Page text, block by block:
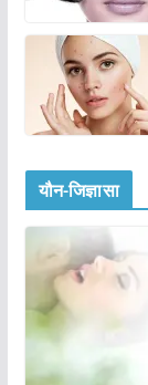
यौन-जिज्ञासा